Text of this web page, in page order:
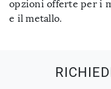
opzioni offerte per i
e il metallo.